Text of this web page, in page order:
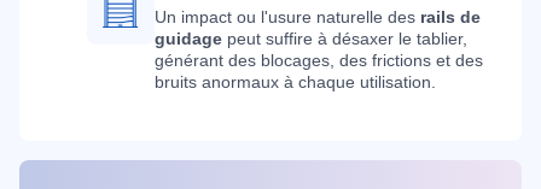
Un impact ou l'usure naturelle des rails de
guidage peut suffire à désaxer le tablier,
générant des blocages, des frictions et des
bruits anormaux à chaque utilisation.